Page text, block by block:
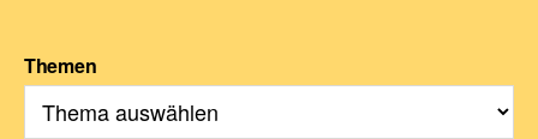
Themen